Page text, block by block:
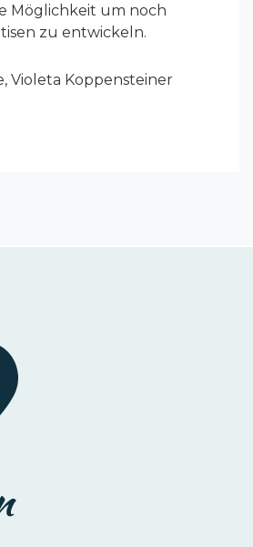
Möglichkeit um noch
zu entwickeln.
Violeta Koppensteiner